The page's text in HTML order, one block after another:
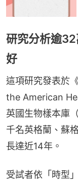
研究分析逾
好
這項研究發表於
the American
英國生物樣本庫
千名英格蘭、蘇
長達近14年。
受試者依「時型